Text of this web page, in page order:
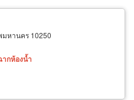
มหานคร 10250
ากห้องน้ำ